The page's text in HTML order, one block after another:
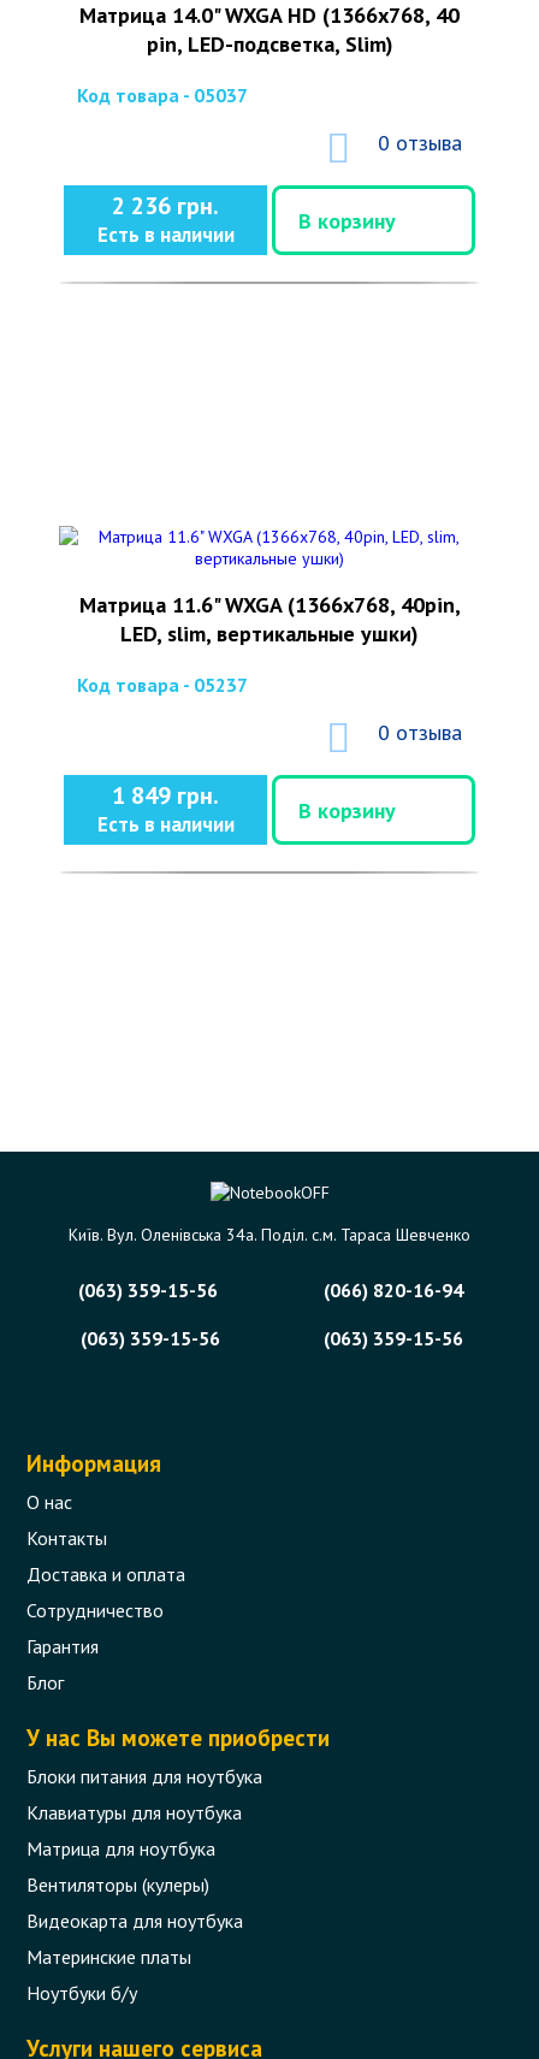
Матрица 14.0" WXGA HD (1366x768, 40
pin, LED-подсветка, Slim)
Код товара - 05037
0 отзыва
2 236 грн.
Есть в наличии
В корзину
Матрица 11.6" WXGA (1366x768, 40pin,
LED, slim, вертикальные ушки)
Код товара - 05237
0 отзыва
1 849 грн.
Есть в наличии
В корзину
Київ. Вул. Оленівська 34а. Поділ. с.м. Тараса Шевченко
(063) 359-15-56
(066) 820-16-94
(063) 359-15-56
(063) 359-15-56
Информация
О нас
Контакты
Доставка и оплата
Сотрудничество
Гарантия
Блог
У нас Вы можете приобрести
Блоки питания для ноутбука
Клавиатуры для ноутбука
Матрица для ноутбука
Вентиляторы (кулеры)
Видеокарта для ноутбука
Материнские платы
Ноутбуки б/у
Услуги нашего сервиса